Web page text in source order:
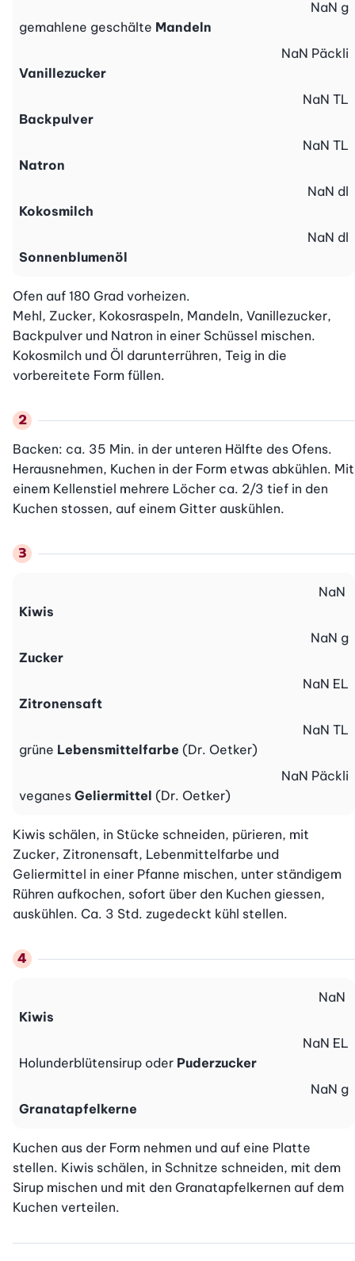
gemahlene geschälte Mandeln
NaN g
Vanillezucker
NaN Päckli
Backpulver
NaN TL
Natron
NaN TL
Kokosmilch
NaN dl
Sonnenblumenöl
NaN dl
Ofen auf 180 Grad vorheizen.
Mehl, Zucker, Kokosraspeln, Mandeln, Vanillezucker,
Backpulver und Natron in einer Schüssel mischen.
Kokosmilch und Öl darunterrühren, Teig in die
vorbereitete Form füllen.
Backen: ca. 35 Min. in der unteren Hälfte des Ofens.
Herausnehmen, Kuchen in der Form etwas abkühlen. Mit
einem Kellenstiel mehrere Löcher ca. 2/3 tief in den
Kuchen stossen, auf einem Gitter auskühlen.
Kiwis
NaN
Zucker
NaN g
Zitronensaft
NaN EL
grüne Lebensmittelfarbe (Dr. Oetker)
NaN TL
veganes Geliermittel (Dr. Oetker)
NaN Päckli
Kiwis schälen, in Stücke schneiden, pürieren, mit
Zucker, Zitronensaft, Lebenmittelfarbe und
Geliermittel in einer Pfanne mischen, unter ständigem
Rühren aufkochen, sofort über den Kuchen giessen,
auskühlen. Ca. 3 Std. zugedeckt kühl stellen.
Kiwis
NaN
Holunderblütensirup oder Puderzucker
NaN EL
Granatapfelkerne
NaN g
Kuchen aus der Form nehmen und auf eine Platte
stellen. Kiwis schälen, in Schnitze schneiden, mit dem
Sirup mischen und mit den Granatapfelkernen auf dem
Kuchen verteilen.